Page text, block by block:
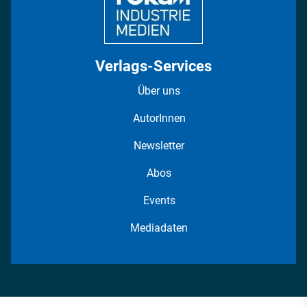
Verlags-Services
Über uns
AutorInnen
Newsletter
Abos
Events
Mediadaten